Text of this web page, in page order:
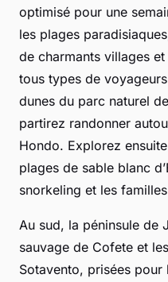
optimisé pour une
les plages
de charmants villages
tous types de
dunes du parc naturel
partirez randonner
Hondo. Explorez
plages de sable blanc
snorkeling et les
Au sud, la péninsule de
sauvage de Cofete et
Sotavento, prisées pour